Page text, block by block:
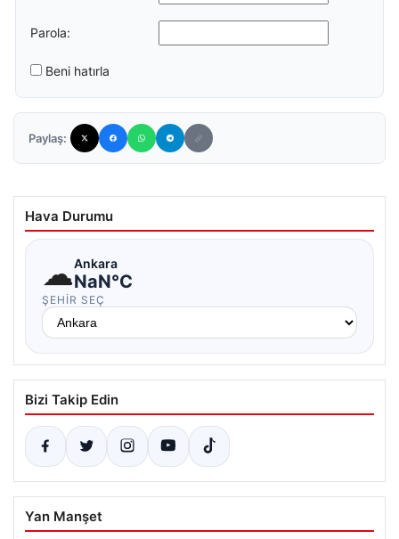
Parola:
Beni hatırla
Paylaş:
Hava Durumu
☁Ankara
NaN°C
ŞEHIR SEÇ
Bizi Takip Edin
Yan Manşet